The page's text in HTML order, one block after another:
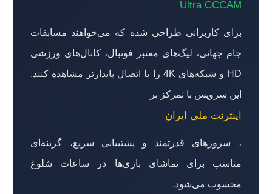
Ultra CCCAM
برای کاربرانی طراحی شده که می‌خواهند مسابقات
جام جهانی، لیگ‌های معتبر فوتبال، کانال‌های ورزشی
HD و شبکه‌های 4K را با اتصال پایدارتر مشاهده کنند.
این سرویس با تمرکز بر
اینترنت ملی ایران
، سرورهای قدرتمند و پشتیبانی سریع، گزینه‌ای
مناسب برای تماشای بازی‌ها در ساعات شلوغ
محسوب می‌شود.